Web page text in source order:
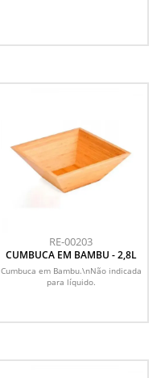
RE-00203
CUMBUCA EM BAMBU - 2,8L
Cumbuca em Bambu.\nNão indicada
para líquido.